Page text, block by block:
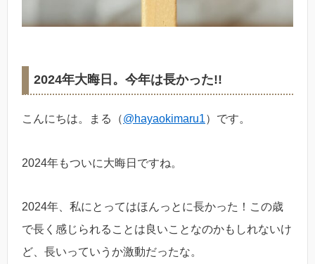
2024年大晦日。今年は長かった!!
こんにちは。まる（@hayaokimaru1）です。
2024年もついに大晦日ですね。
2024年、私にとってはほんっとに長かった！この歳
で長く感じられることは良いことなのかもしれないけ
ど、長いっていうか激動だったな。